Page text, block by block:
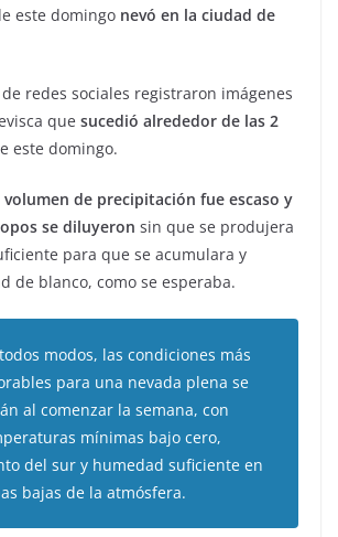
este domingo nevó en la ciudad de
redes sociales registraron imágenes
que sucedió alrededor de las 2
este domingo.
volumen de precipitación fue escaso y
se diluyeron sin que se produjera
para que se acumulara y
de blanco, como se esperaba.
modos, las condiciones más
para una nevada plena se
al comenzar la semana, con
mínimas bajo cero,
del sur y humedad suficiente en
bajas de la atmósfera.